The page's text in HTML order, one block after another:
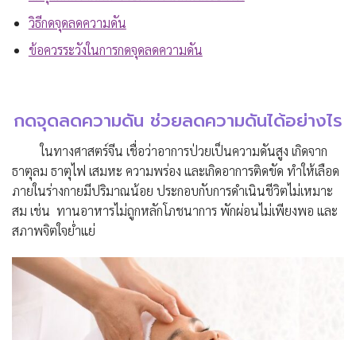
วิธีกดจุดลดความดัน
ข้อควรระวังในการกดจุดลดความดัน
กดจุดลดความดัน ช่วยลดความดันได้อย่างไร
ในทางศาสตร์จีน เชื่อว่าอาการป่วยเป็นความดันสูง เกิดจาก
ธาตุลม ธาตุไฟ เสมหะ ความพร่อง และเกิดอาการติดขัด ทำให้เลือด
ภายในร่างกายมีปริมาณน้อย ประกอบกับการดำเนินชีวิตไม่เหมาะ
สม เช่น ทานอาหารไม่ถูกหลักโภชนาการ พักผ่อนไม่เพียงพอ และ
สภาพจิตใจย่ำแย่